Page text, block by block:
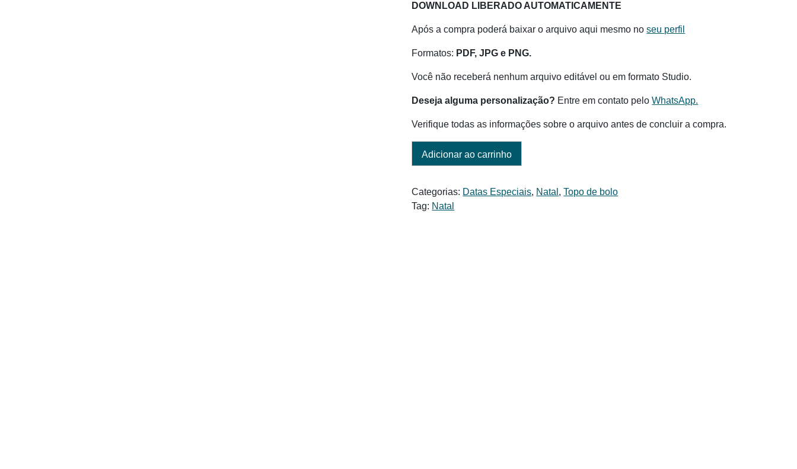
DOWNLOAD LIBERADO AUTOMATICAMENTE
Após a compra poderá baixar o arquivo aqui mesmo noseu perfil
Formatos: PDF, JPG e PNG.
Você não receberá nenhum arquivo editável ou em formato Studio.
Deseja alguma personalização? Entre em contato peloWhatsApp.
Verifique todas as informações sobre o arquivo antes de concluir a compra.
Adicionar ao carrinho
Categorias: Datas Especiais, Natal ,Topo de bolo
Tag: Natal